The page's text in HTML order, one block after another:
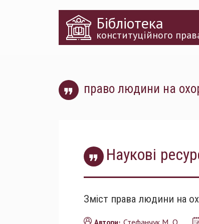
Бібліотека
конституційного
право людини на
Наукові
Зміст права людини на
Стефанчук М. О.